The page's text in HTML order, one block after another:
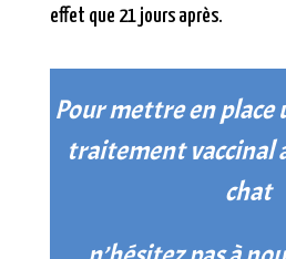
effet que 21 jours après.
Pour mettre en place
traitementvaccinal
chat